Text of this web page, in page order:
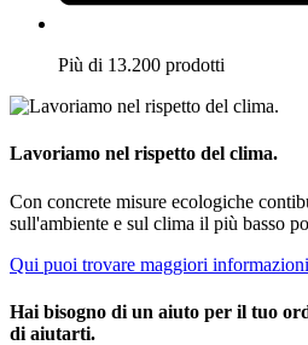
Più di 13.200 prodotti
Lavoriamo nel rispetto del clima.
Con concrete misure ecologiche
sull'ambiente e sul clima il più basso
Qui puoi trovare maggiori
Hai bisogno di un aiuto per il tuo
di aiutarti.